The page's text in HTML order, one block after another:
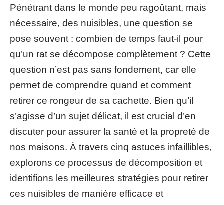
Pénétrant dans le monde peu ragoûtant, mais
nécessaire, des nuisibles, une question se
pose souvent : combien de temps faut-il pour
qu’un rat se décompose complètement ? Cette
question n’est pas sans fondement, car elle
permet de comprendre quand et comment
retirer ce rongeur de sa cachette. Bien qu’il
s’agisse d’un sujet délicat, il est crucial d’en
discuter pour assurer la santé et la propreté de
nos maisons. À travers cinq astuces infaillibles,
explorons ce processus de décomposition et
identifions les meilleures stratégies pour retirer
ces nuisibles de manière efficace et